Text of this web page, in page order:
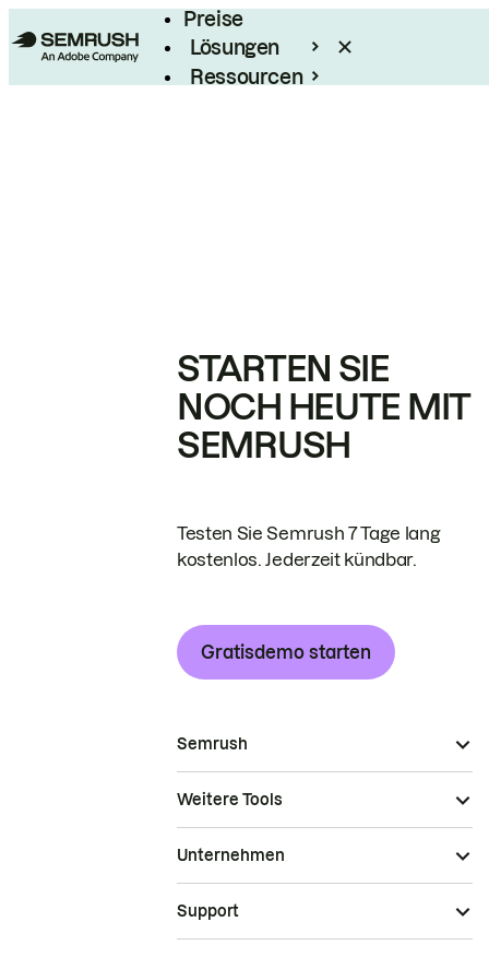
Preise
Lösungen
Ressourcen
STARTEN SIE
NOCH HEUTE MIT
SEMRUSH
Testen Sie Semrush 7 Tage lang
kostenlos. Jederzeit kündbar.
Gratisdemo starten
Semrush
Weitere Tools
Unternehmen
Support